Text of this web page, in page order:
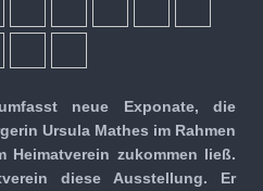
neue Exponate, die
Ursula Mathes im Rahmen
Heimatverein zukommen ließ.
diese Ausstellung. Er